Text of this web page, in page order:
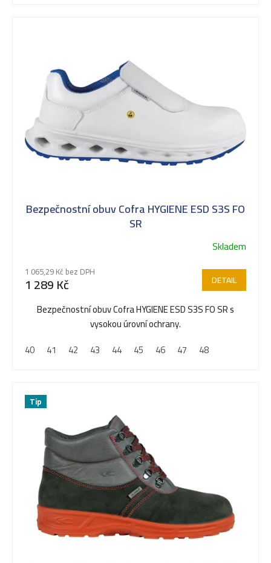
Bezpečnostní obuv Cofra HYGIENE ESD S3S FO
SR
Skladem
1 065,29 Kč bez DPH
1 289 Kč DETAIL
Bezpečnostní obuv Cofra HYGIENE ESD S3S FO SR s
vysokou úrovní ochrany.
40
41 42 43 44 45 46 47 48
Tip